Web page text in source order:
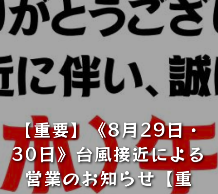
【重要】《8月29日・
30日》台風接近による
営業のお知らせ【重